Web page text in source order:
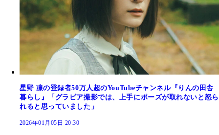
星野 凛の登録者50万人超のYouTubeチャンネル『りんの田舎
暮らし』「グラビア撮影では、上手にポーズが取れないと怒ら
れると思っていました」
2026年01月05日 20:30